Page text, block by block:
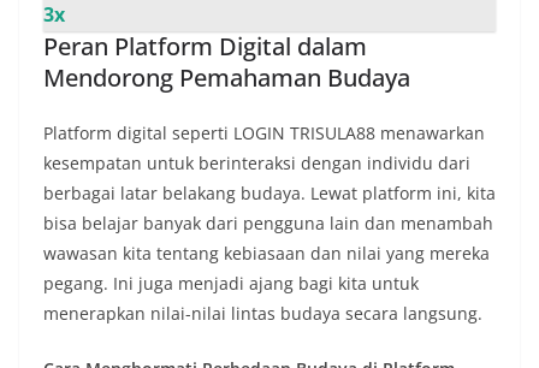
3x
Peran Platform Digital dalam
Mendorong Pemahaman Budaya
Platform digital seperti LOGIN TRISULA88 menawarkan
kesempatan untuk berinteraksi dengan individu dari
berbagai latar belakang budaya. Lewat platform ini, kita
bisa belajar banyak dari pengguna lain dan menambah
wawasan kita tentang kebiasaan dan nilai yang mereka
pegang. Ini juga menjadi ajang bagi kita untuk
menerapkan nilai-nilai lintas budaya secara langsung.